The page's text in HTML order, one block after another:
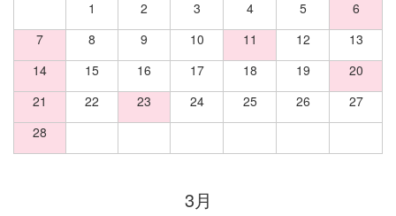
1 2 3 4 5
6
7
8 9 10 11 12
13
14
15 16 17 18 19
20
21
22 23 24 25 26
27
28